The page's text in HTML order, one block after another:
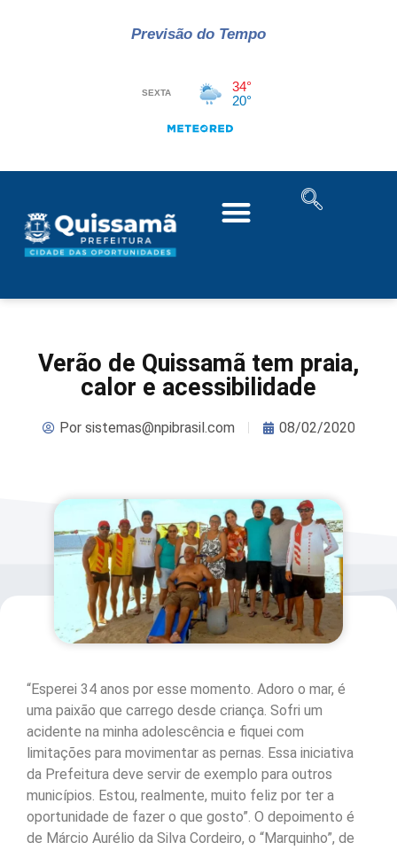
Previsão do Tempo
Verão de Quissamã tem praia,
calor e acessibilidade
Porsistemas@npibrasil.com 08/02/2020
“Esperei 34 anos por esse momento. Adoro o mar, é
uma paixão que carrego desde criança. Sofri um
acidente na minha adolescência e fiquei com
limitações para movimentar as pernas. Essa iniciativa
da Prefeitura deve servir de exemplo para outros
municípios. Estou, realmente, muito feliz por ter a
oportunidade de fazer o que gosto”. O depoimento é
de Márcio Aurélio da Silva Cordeiro, o “Marquinho”, de